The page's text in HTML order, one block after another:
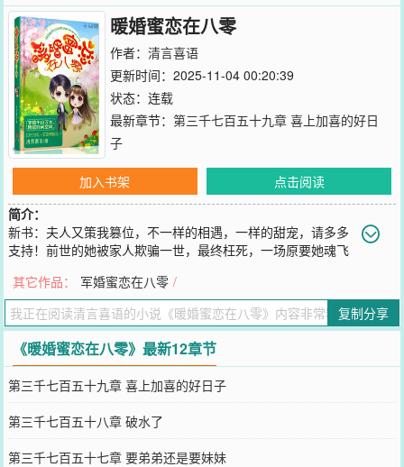
暖婚蜜恋在八零
作者： 清言喜语
更新时间：2025-11-04 00:20:39
状态：连载
最新章节： 第三千七百五十九章 喜上加喜的好日
子
加入书架
点击阅读
简介：
新书：夫人又策我篡位，不一样的相遇，一样的甜宠，请多多
支持！前世的她被家人欺骗一世，最终枉死，一场原要她魂飞
愤恨，今生就有多绝望，直到遇上他，原来，两世的苦难只为换他今
生的宠爱。凭着记忆外挂，开连锁饭店，建日化厂，接手百年酒窖，
一手创办全国最大的私营企业——澄氏！宋澄毅一脸委屈：“媳妇儿，
你这么厉害，外面都在传，说我是个吃软饭的！”某柠骄傲的小手一
挥：“她们那是羡慕嫉妒恨，咱不搭理，走自己的路，让别人无路可走
去！”他一路建设国家功绩不断，她替他尽责尽孝发家致富。对工作目
不斜视坚持原则，对妻子心无旁骛情比金坚，这样的好男人，来一打
也不嫌多！穿越千山万水，跨越时间空间，只为与你一世刻骨铭心！
您要是觉得《 暖婚蜜恋在八零
博微信里的朋友推荐哦！
其它作品： 军婚蜜恋在八零 /
复制分享
《暖婚蜜恋在八零》最新12章节
第三千七百五十九章 喜上加喜的好日子
第三千七百五十八章 破水了
第三千七百五十七章 要弟弟还是要妹妹